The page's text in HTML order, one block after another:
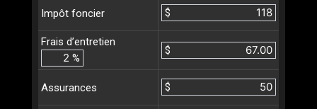
Impôt foncier $
Frais d’entretien
%
$
Assurances $